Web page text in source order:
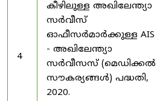
4
കീഴിലുള്ള അഖിലേന്ത്യാ
സർവീസ്
ഓഫീസർമാർക്കുള്ള AIS
- അഖിലേന്ത്യാ
സർവീസസ് (മെഡിക്കൽ
സൗകര്യങ്ങൾ) പദ്ധതി,
2020.